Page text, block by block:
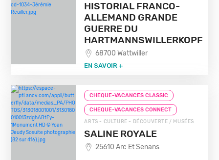
HISTORIAL FRANCO-
ALLEMAND GRANDE
GUERRE DU
HARTMANNSWILLERKOPF
68700 Wattwiller
EN SAVOIR +
CHEQUE-VACANCES CLASSIC
CHEQUE-VACANCES CONNECT
ARTS - CULTURE - DÉCOUVERTE / MUSÉES
SALINE ROYALE
25610 Arc Et Senans